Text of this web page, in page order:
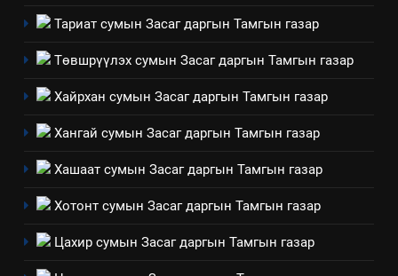
ТАЗ-ЫН САЛБАР ЗӨВЛӨЛ
4
Төрийн албаны зөвлөлийн
Архангай аймаг дахь салбар
ажиллагааны жилийн
5
салбар зөвлөл” аяны хүрээнд
зохион байгуулах арга
Тариат сумын Засаг даргын Тамгын газар
Төвшрүүлэх сумын Засаг даргын Тамгын газар
Хайрхан сумын Засаг даргын Тамгын газар
Хангай сумын Засаг даргын Тамгын газар
Хашаат сумын Засаг даргын Тамгын газар
Хотонт сумын Засаг даргын Тамгын газар
Цахир сумын Засаг даргын Тамгын газар